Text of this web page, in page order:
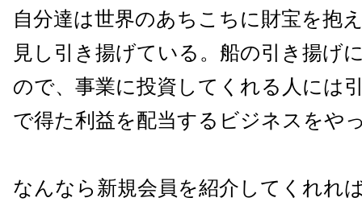
自分達は世界のあちこちに財宝を抱
見し引き揚げている。船の引き揚げ
ので、事業に投資してくれる人には
で得た利益を配当するビジネスをや
なんなら新規会員を紹介してくれれ